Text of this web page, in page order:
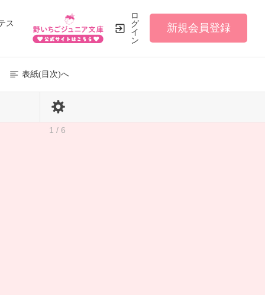
ス
ロ
グ
イ
ン
新規会員登録
表紙(目次)へ
1 / 6